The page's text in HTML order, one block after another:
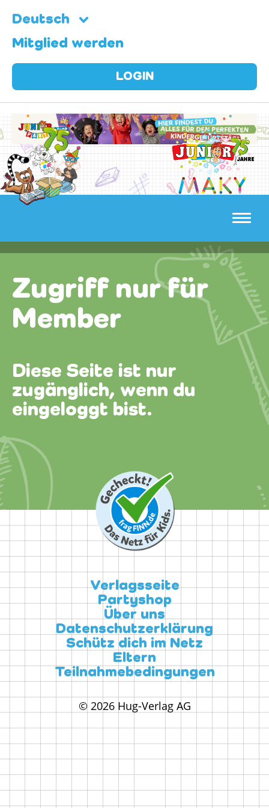
Deutsch
Mitglied werden
LOGIN
Zugriff nur für
Member
Diese Seite ist nur
zugänglich, wenn du
eingeloggt bist.
Verlagsseite
Partyshop
Über uns
Datenschutzerklärung
Schütz dich im Netz
Eltern
Teilnahmebedingungen
© 2026 Hug-Verlag AG